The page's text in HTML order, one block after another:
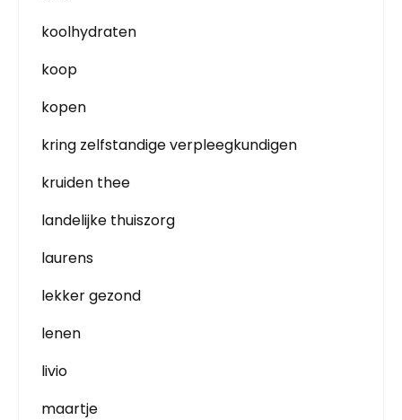
koolhydraten
koop
kopen
kring zelfstandige verpleegkundigen
kruiden thee
landelijke thuiszorg
laurens
lekker gezond
lenen
livio
maartje